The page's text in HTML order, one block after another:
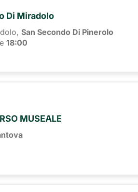
Di Miradolo
San Secondo Di Pinerolo
18:00
MUSEALE